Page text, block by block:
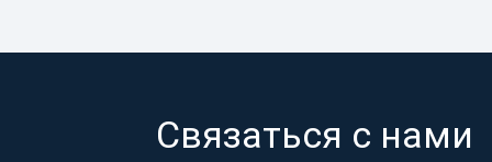
Связаться с нами